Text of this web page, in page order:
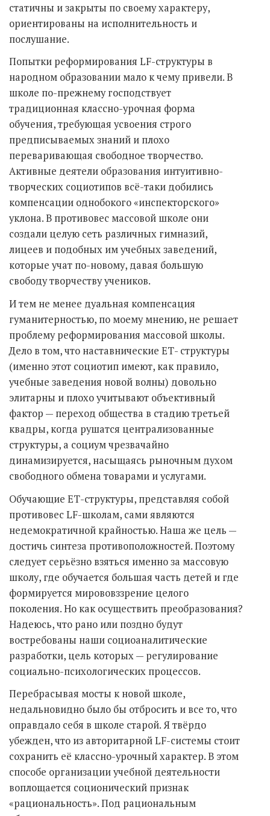
статичны и закрыты по своему характеру,
ориентированы на исполнительность и
послушание.
Попытки реформирования LF-структуры в
народном образовании мало к чему привели. В
школе по-прежнему господствует
традиционная классно-урочная форма
обучения, требующая усвоения строго
предписываемых знаний и плохо
переваривающая свободное творчество.
Активные деятели образования интуитивно-
творческих социотипов всё-таки добились
компенсации однобокого «инспекторского»
уклона. В противовес массовой школе они
создали целую сеть различных гимназий,
лицеев и подобных им учебных заведений,
которые учат по-новому, давая большую
свободу творчеству учеников.
И тем не менее дуальная компенсация
гуманитерностью, по моему мнению, не решает
проблему реформирования массовой школы.
Дело в том, что наставнические ЕТ- структуры
(именно этот социотип имеют, как правило,
учебные заведения новой волны) довольно
элитарны и плохо учитывают объективный
фактор — переход общества в стадию третьей
квадры, когда рушатся централизованные
структуры, а социум чрезвачайно
динамизируется, насыщаясь рыночным духом
свободного обмена товарами и услугами.
Обучающие ЕТ-структуры, представляя собой
противовес LF-школам, сами являются
недемократичной крайностью. Наша же цель —
достичь синтеза противоположностей. Поэтому
следует серьёзно взяться именно за массовую
школу, где обучается большая часть детей и где
формируется мирововззрение целого
поколения. Но как осуществить преобразования?
Надеюсь, что рано или поздно будут
востребованы наши социоаналитические
разработки, цель которых — регулирование
социально-психологических процессов.
Перебрасывая мосты к новой школе,
недальновидно было бы отбросить и все то, что
оправдало себя в школе старой. Я твёрдо
убежден, что из авторитарной LF-системы стоит
сохранить её классно-урочный характер. В этом
способе организации учебной деятельности
воплощается соционический признак
«рациональность». Под рациональным